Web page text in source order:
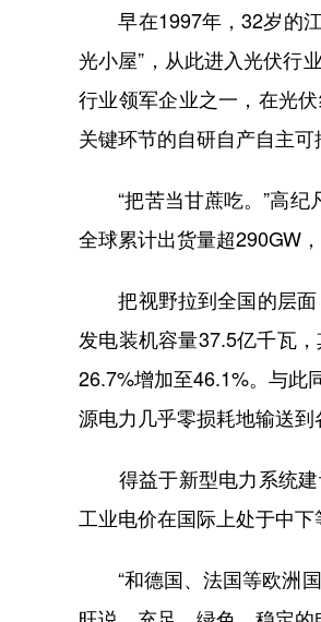
早在1997年，32岁的江
光小屋”，从此进入光伏行
行业领军企业之一，在光
关键环节的自研自产自主可
“把苦当甘蔗吃。”高纪
全球累计出货量超290GW
把视野拉到全国的层面
发电装机容量37.5亿千瓦
26.7%增加至46.1%。与此
源电力几乎零损耗地输送到
得益于新型电力系统建
工业电价在国际上处于中下
“和德国、法国等欧洲国